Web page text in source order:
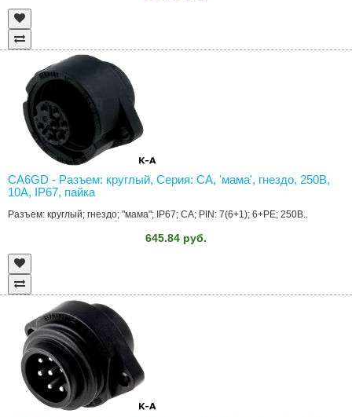
CA6GD - Разъем: круглый, Серия: CA, 'мама', гнездо, 250В,
10А, IP67, пайка
Разъем: круглый; гнездо; "мама"; IP67; CA; PIN: 7(6+1); 6+PE; 250В..
645.84 руб.